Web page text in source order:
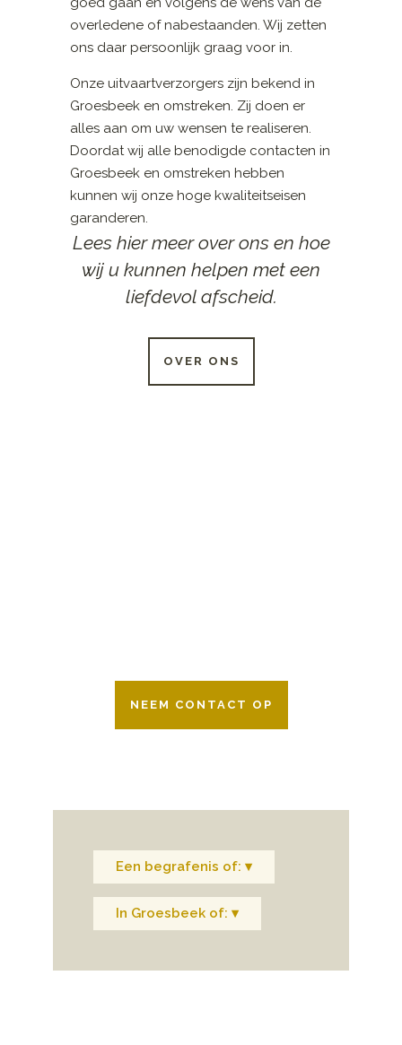
overledene of nabestaanden. Wij zetten
ons daar persoonlijk graag voor in.
Onze uitvaartverzorgers zijn bekend in
Groesbeek en omstreken. Zij doen er
alles aan om uw wensen te realiseren.
Doordat wij alle benodigde contacten in
Groesbeek en omstreken hebben
kunnen wij onze hoge kwaliteitseisen
garanderen.
Lees hier meer over ons en hoe
wij u kunnen helpen met een
liefdevol afscheid.
OVER ONS
NEEM CONTACT OP
Een begrafenis of: ▾
In Groesbeek of: ▾